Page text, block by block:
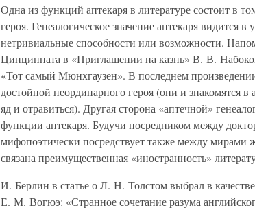
Одна из функций аптекаря в литературе состоит в
героя. Генеалогическое значение аптекаря видится
нетривиальные способности или возможности.
Цинцинната в «Приглашении на казнь» В. В.
«Тот самый Мюнхгаузен». В последнем
достойной неординарного героя (они и знакомятся
яд и отравиться). Другая сторона «аптечной»
функции аптекаря. Будучи посредником между
мифопоэтически посредствует также между
связана преимущественная «иностранность»
И. Берлин в статье о Л. Н. Толстом выбрал в
Е. М. Вогюэ: «Странное сочетание разума